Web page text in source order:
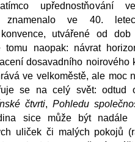
upřednostňování
znamenalo ve 40.
konvence, utvářené od
naopak: návrat
dosavadního noirového
ve velkoměstě, ale moc
se na celý svět: odtud
čtvrti, Pohledu
sice může být nadále
uliček či malých pokojů